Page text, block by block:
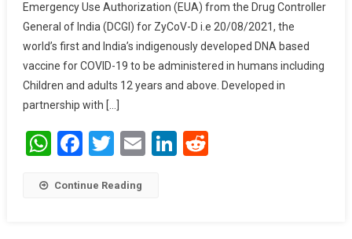
Developed In
Partnership With
DBT-BIRAC
Under Mission
COVID Suraksha
Emergency Use Authorization (EUA) from the Drug Controller
General of India (DCGI) for ZyCoV-D i.e 20/08/2021, the
world’s first and India’s indigenously developed DNA based
vaccine for COVID-19 to be administered in humans including
Children and adults 12 years and above. Developed in
partnership with […]
WhatsApp
Facebook
Twitter
EmailLinkedIn
Reddit
Continue Reading